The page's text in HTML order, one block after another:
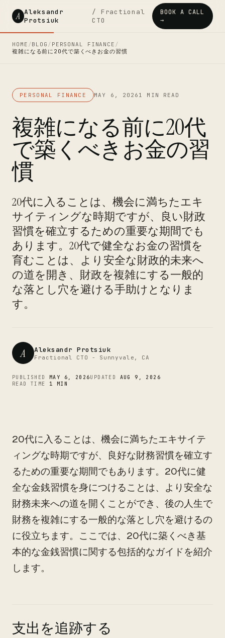
A Aleksandr
Protsiuk
/ Fractional
CTO
BOOK A CALL
→
HOME /BLOG / PERSONAL FINANCE /
複雑になる前に20代で築くべきお金の習慣
PERSONAL FINANCE MAY 6, 2026 1 MIN READ
複雑になる前に20代
で築くべきお金の習
慣
20代に入ることは、機会に満ちたエキ
サイティングな時期ですが、良い財政
習慣を確立するための重要な期間でも
あります。20代で健全なお金の習慣を
育むことは、より安全な財政的未来へ
の道を開き、財政を複雑にする一般的
な落とし穴を避ける手助けとなりま
す。
A Aleksandr Protsiuk
Fractional CTO - Sunnyvale, CA
PUBLISHED MAY 6, 2026UPDATED AUG 9, 2026
READ TIME 1 MIN
20代に入ることは、機会に満ちたエキサイテ
ィングな時期ですが、良好な財務習慣を確立す
るための重要な期間でもあります。20代に健
全な金銭習慣を身につけることは、より安全な
財務未来への道を開くことができ、後の人生で
財務を複雑にする一般的な落とし穴を避けるの
に役立ちます。ここでは、20代に築くべき基
本的な金銭習慣に関する包括的なガイドを紹介
します。
支出を追跡する